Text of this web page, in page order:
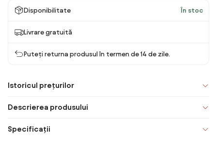
Disponibilitate În stoc
Livrare gratuită
Puteți returna produsul în termen de 14 de zile.
Istoricul prețurilor
Descrierea produsului
Specificații